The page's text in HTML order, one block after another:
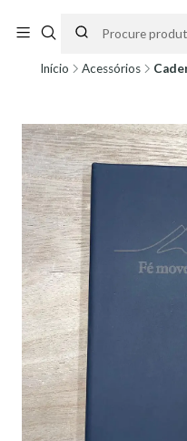
partir do dia 11 de Agosto, às 10H.
Início Acessórios